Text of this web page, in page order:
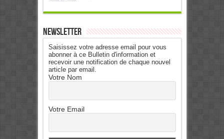
Newsletter
Saisissez votre adresse email pour vous
abonner à ce Bulletin d'information et
recevoir une notification de chaque nouvel
article par email.
Votre Nom
Votre Email